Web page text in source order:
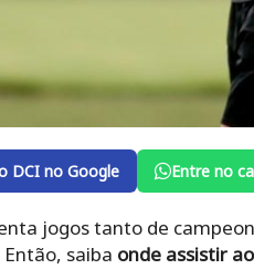
DCI no Google Entre no
jogos tanto de
saiba onde assistir